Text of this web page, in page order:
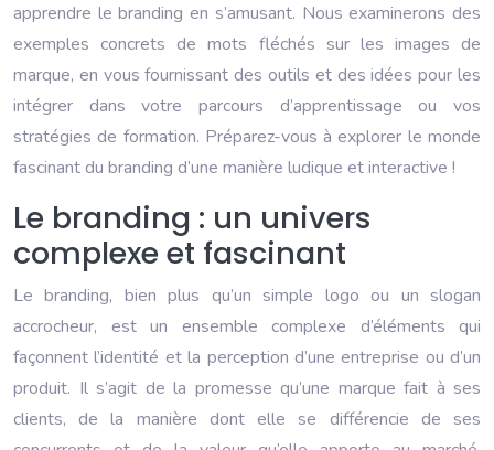
apprendre le branding en s’amusant. Nous examinerons des
exemples concrets de mots fléchés sur les images de
marque, en vous fournissant des outils et des idées pour les
intégrer dans votre parcours d’apprentissage ou vos
stratégies de formation. Préparez-vous à explorer le monde
fascinant du branding d’une manière ludique et interactive !
Le branding : un univers
complexe et fascinant
Le branding, bien plus qu’un simple logo ou un slogan
accrocheur, est un ensemble complexe d’éléments qui
façonnent l’identité et la perception d’une entreprise ou d’un
produit. Il s’agit de la promesse qu’une marque fait à ses
clients, de la manière dont elle se différencie de ses